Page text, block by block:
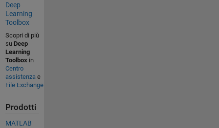
Deep
Learning
Toolbox
Scopri di più
su Deep
Learning
Toolbox in
Centro
assistenza e
File Exchange
Prodotti
MATLAB